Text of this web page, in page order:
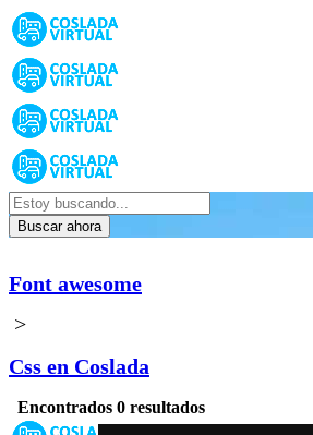
Buscar ahora
Font awesome
>
Css en Coslada
Encontrados 0 resultados